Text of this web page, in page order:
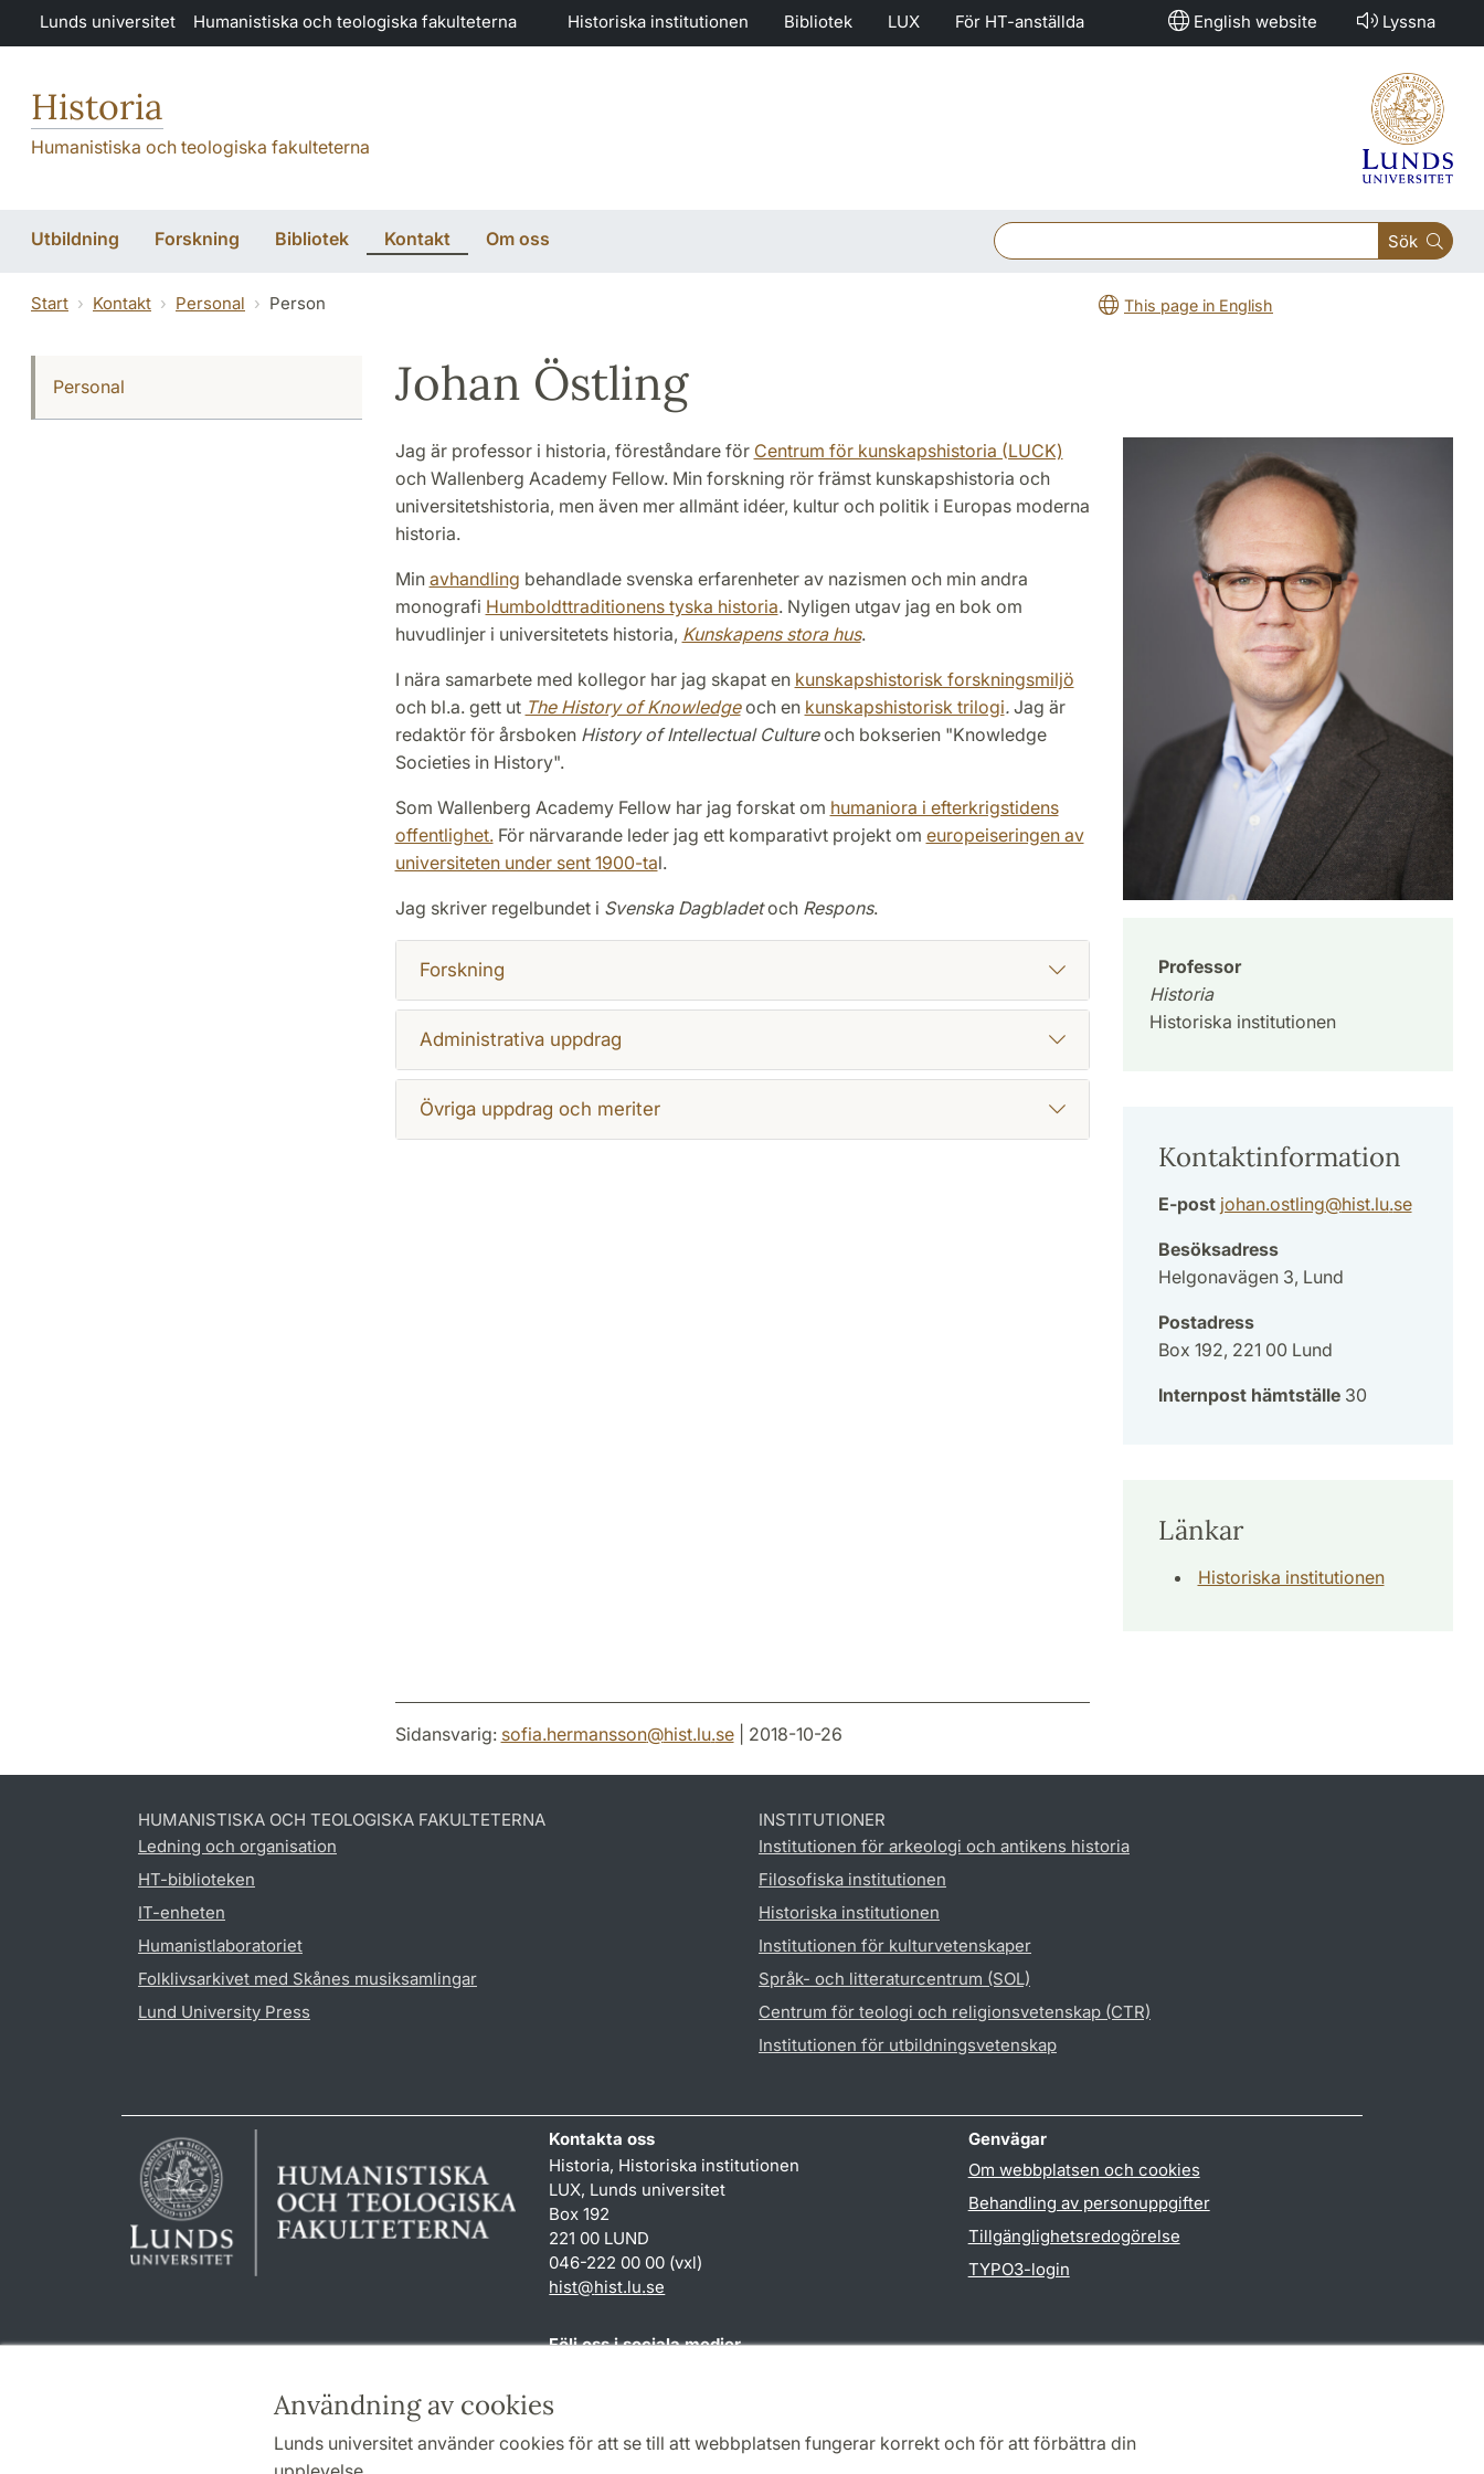
Hoppa till huvudinnehåll
Användning av cookies
Lunds universitet använder cookies för att se till att webbplatsen fungerar korrekt och för att förbättra din
Lunds universitet Humanistiska och teologiska fakulteterna Historiska institutionen Bibliotek LUX För HT-anställda English website Lyssna
Historia
Humanistiska och teologiska fakulteterna
Utbildning Forskning Bibliotek Kontakt Om oss Sök
Start Kontakt Personal Person This page in English
Personal Johan Östling
Jag är professor i historia, föreståndare för Centrum för kunskapshistoria (LUCK)
och Wallenberg Academy Fellow. Min forskning rör främst kunskapshistoria och
universitetshistoria, men även mer allmänt idéer, kultur och politik i Europas moderna
historia.
Min avhandling behandlade svenska erfarenheter av nazismen och min andra
monografi Humboldttraditionens tyska historia. Nyligen utgav jag en bok om
huvudlinjer i universitetets historia, Kunskapens stora hus.
I nära samarbete med kollegor har jag skapat en kunskapshistorisk forskningsmiljö
och bl.a. gett ut The History of Knowledgeoch en kunskapshistorisk trilogi. Jag är
redaktör för årsboken History of Intellectual Cultureoch bokserien "Knowledge
Societies in History".
Som Wallenberg Academy Fellow har jag forskat om humaniora i efterkrigstidens
offentlighet.För närvarande leder jag ett komparativt projekt om europeiseringen av
universiteten under sent 1900-tal.
Jag skriver regelbundet i Svenska DagbladetochRespons.
Forskning
Administrativa uppdrag
Övriga uppdrag och meriter
Professor
Historia
Historiska institutionen
Kontaktinformation
E-post johan.ostling@hist.lu.se
Besöksadress
Helgonavägen 3, Lund
Postadress
Box 192, 221 00 Lund
Internpost hämtställe30
Länkar
Historiska institutionen
Sidansvarig: sofia.hermansson@hist.lu.se| 2018-10-26
HUMANISTISKA OCH TEOLOGISKA FAKULTETERNA
Ledning och organisation
HT-biblioteken
IT-enheten
Humanistlaboratoriet
Folklivsarkivet med Skånes musiksamlingar
Lund University Press
INSTITUTIONER
Institutionen för arkeologi och antikens historia
Filosofiska institutionen
Historiska institutionen
Institutionen för kulturvetenskaper
Språk- och litteraturcentrum (SOL)
Centrum för teologi och religionsvetenskap (CTR)
Institutionen för utbildningsvetenskap
Kontakta oss
Historia, Historiska institutionen
LUX, Lunds universitet
Box 192
221 00 LUND
046-222 00 00 (vxl)
hist@hist.lu.se
Genvägar
Om webbplatsen och cookies
Behandling av personuppgifter
Tillgänglighetsredogörelse
TYPO3-login
Följ oss i sociala medier